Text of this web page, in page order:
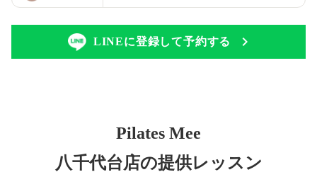
LINEに登録して予約する
Pilates Mee
八千代台店の提供レッスン